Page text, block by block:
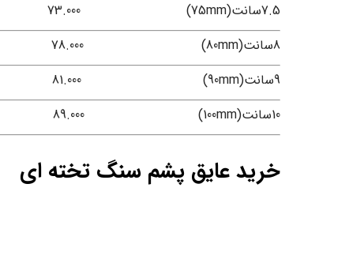
7.5سانت(75mm)
73.000 81.000 90.000 99.000
8سانت(80mm)
78.000 83.000 93.000 106.000
9سانت(90mm)
81.000 93.000 110.000 118.000
10سانت(100mm)
89.000 98.000 113.000 129.000
خرید عایق پشم سنگ تخته ای